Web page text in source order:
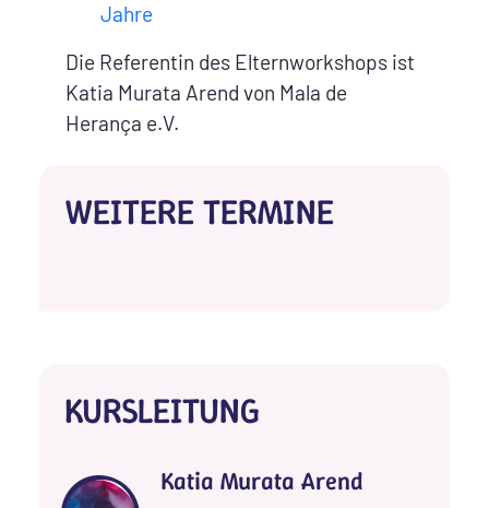
Jahre
Die Referentin des Elternworkshops ist
Katia Murata Arend von Mala de
Herança e.V.
WEITERE TERMINE
KURSLEITUNG
Katia Murata Arend